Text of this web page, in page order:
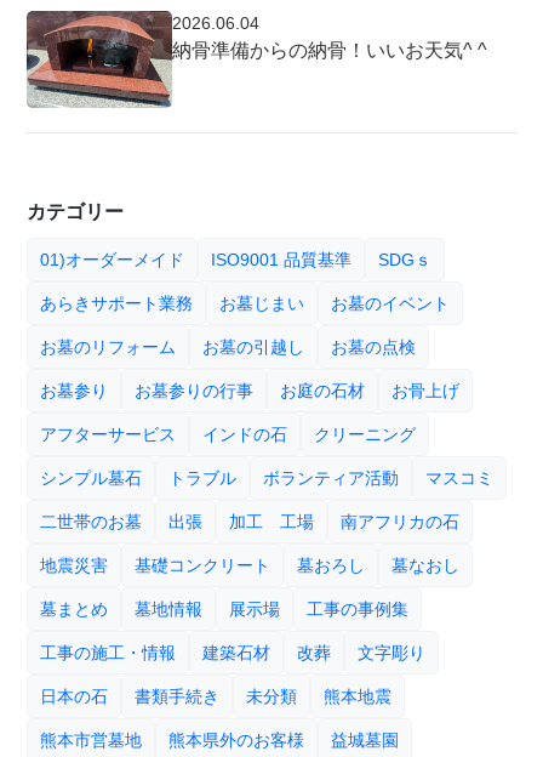
2026.06.04
納骨準備からの納骨！いいお天気^ ^
カテゴリー
01)オーダーメイド ISO9001 品質基準 SDGｓ
あらきサポート業務 お墓じまい お墓のイベント
お墓のリフォーム お墓の引越し お墓の点検
お墓参り お墓参りの行事 お庭の石材 お骨上げ
アフターサービス インドの石 クリーニング
シンプル墓石 トラブル ボランティア活動 マスコミ
二世帯のお墓 出張 加工 工場 南アフリカの石
地震災害 基礎コンクリート 墓おろし 墓なおし
墓まとめ 墓地情報 展示場 工事の事例集
工事の施工・情報 建築石材 改葬 文字彫り
日本の石 書類手続き 未分類 熊本地震
熊本市営墓地 熊本県外のお客様 益城墓園